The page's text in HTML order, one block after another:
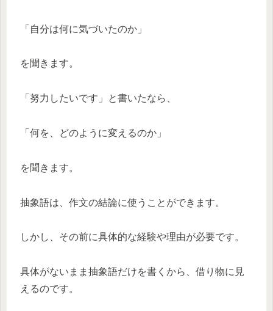
「自分は何に気づいたのか」
を聞きます。
「努力したいです」と書いたなら、
「何を、どのように変えるのか」
を聞きます。
抽象語は、作文の結論に使うことができます。
しかし、その前に具体的な経験や理由が必要です。
具体がないまま抽象語だけを書くから、借り物に見
えるのです。